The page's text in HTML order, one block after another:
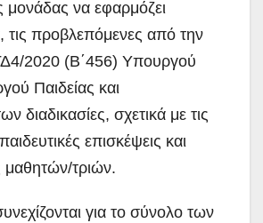
μονάδας να εφαρμόζει
τις προβλεπόμενες από την
2020 (Β΄456) Υπουργού
Παιδείας και
διαδικασίες, σχετικά με τις
επισκέψεις και
μαθητών/τριών.
για το σύνολο των